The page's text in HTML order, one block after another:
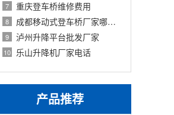
7 重庆登车桥维修费用
8 成都移动式登车桥厂家哪家好
9 泸州升降平台批发厂家
10 乐山升降机厂家电话
产品推荐